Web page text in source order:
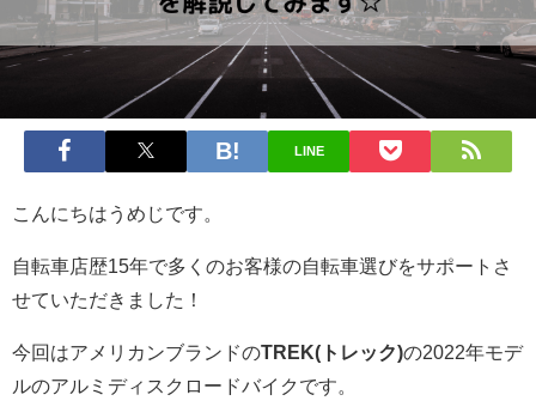
LINE
こんにちはうめじです。
自転車店歴15年で多くのお客様の自転車選びをサポートさ
せていただきました！
今回はアメリカンブランドのTREK(トレック)の2022年モデ
ルのアルミディスクロードバイクです。